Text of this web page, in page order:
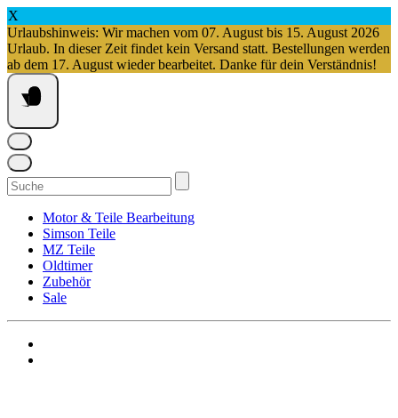
X
Urlaubshinweis: Wir machen vom 07. August bis 15. August 2026
Urlaub. In dieser Zeit findet kein Versand statt. Bestellungen werden
ab dem 17. August wieder bearbeitet. Danke für dein Verständnis!
Springe
zum
Inhalt
Suchen
nach:
Motor & Teile Bearbeitung
Simson Teile
MZ Teile
Oldtimer
Zubehör
Sale